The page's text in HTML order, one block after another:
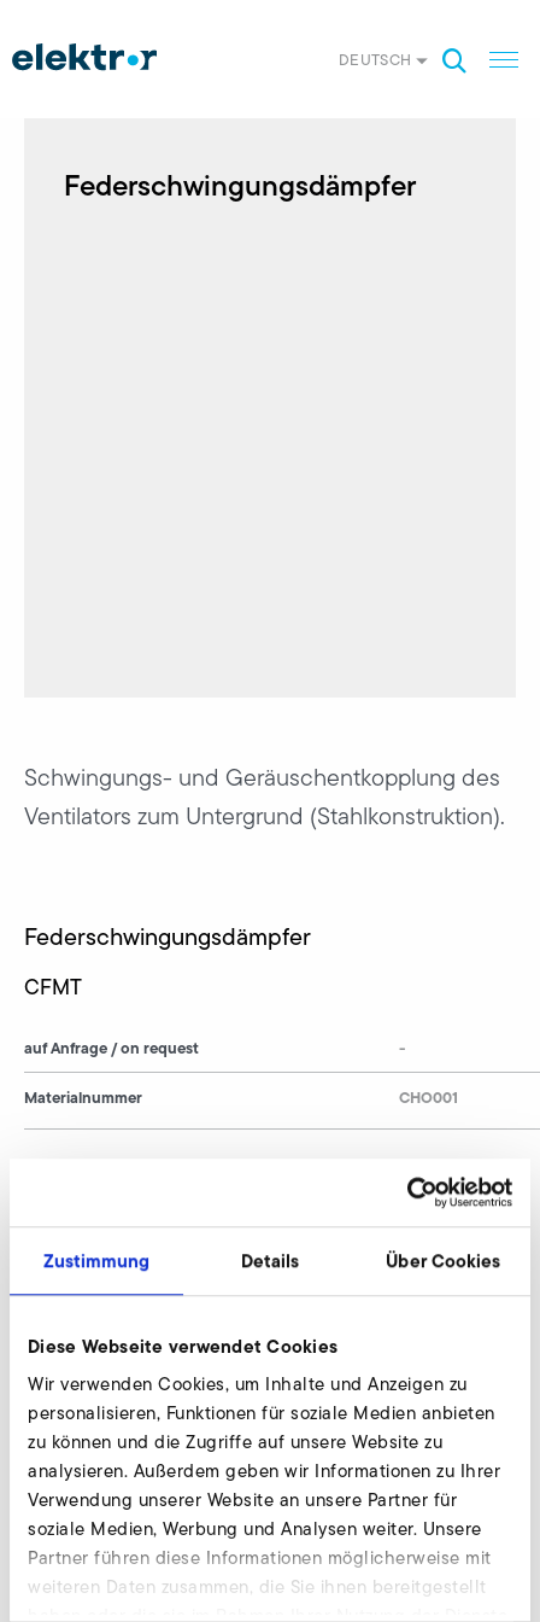
Zustimmung Details Über Cookies
Diese Webseite verwendet Cookies
Wir verwenden Cookies, um Inhalte und Anzeigen zu
personalisieren, Funktionen für soziale Medien anbieten
zu können und die Zugriffe auf unsere Website zu
analysieren. Außerdem geben wir Informationen zu Ihrer
Verwendung unserer Website an unsere Partner für
soziale Medien, Werbung und Analysen weiter. Unsere
Partner führen diese Informationen möglicherweise mit
weiteren Daten zusammen, die Sie ihnen bereitgestellt
DEUTSCH
Federschwingungsdämpfer
Schwingungs- und Geräuschentkopplung des
Ventilators zum Untergrund (Stahlkonstruktion).
Federschwingungsdämpfer
CFMT
auf Anfrage / on request
Materialnummer
-
CHO001
Federschwingungsdämpfer anfragen
Wir beraten individuell und nach Bedarf. Unsere
Experten stehen Ihnen gerne zur Verfügung.
Jetzt anfragen
Federschwingungsdämpfer mit
Befestigungsplatte
CFMT